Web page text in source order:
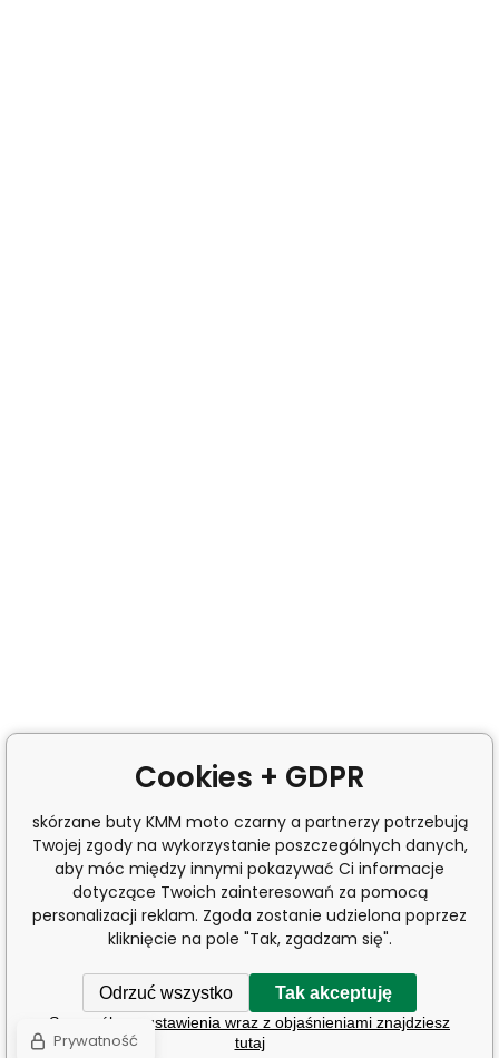
Cookies + GDPR
skórzane buty KMM moto czarny a partnerzy potrzebują
Twojej zgody na wykorzystanie poszczególnych danych,
aby móc między innymi pokazywać Ci informacje
dotyczące Twoich zainteresowań za pomocą
personalizacji reklam. Zgoda zostanie udzielona poprzez
kliknięcie na pole "Tak, zgadzam się".
Odrzuć wszystko Tak akceptuję
Szczegółowe ustawienia wraz z objaśnieniami znajdziesz
tutaj
Prywatność